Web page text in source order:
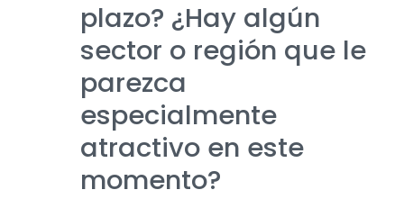
plazo? ¿Hay algún
sector o región que le
parezca
especialmente
atractivo en este
momento?